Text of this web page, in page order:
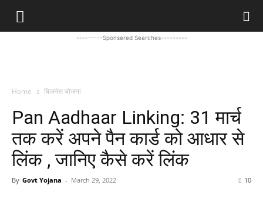
---------Sponsered Searches---------
Home बिजनेस योजना
Pan Aadhaar Linking: 31 मार्च
तक करें अपने पैन कार्ड को आधार से
लिंक , जानिए कैसे करें लिंक
By Govt Yojana - March 29, 2022 10